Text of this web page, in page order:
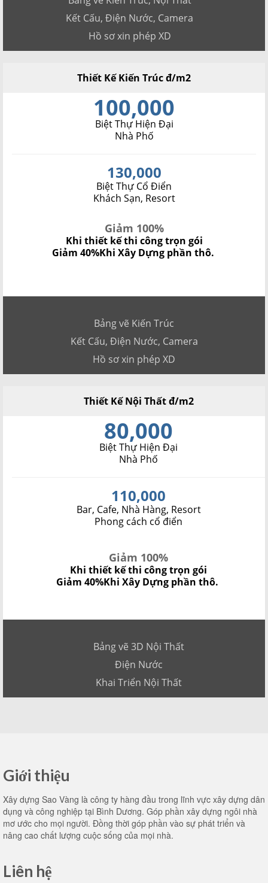
Kết Cấu, Điện Nước, Camera
Hồ sơ xin phép XD
Thiết Kế Kiến Trúc đ/m2
100,000
Biệt Thự Hiện Đại
Nhà Phố
130,000
Biệt Thự Cổ Điển
Khách Sạn, Resort
Giảm 100%
Khi thiết kế thi công trọn gói
Giảm 40%Khi Xây Dựng phần thô.
Bảng vẽ Kiến Trúc
Kết Cấu, Điện Nước, Camera
Hồ sơ xin phép XD
Thiết Kế Nội Thất đ/m2
80,000
Biệt Thự Hiện Đại
Nhà Phố
110,000
Bar, Cafe, Nhà Hàng, Resort
Phong cách cổ điển
Giảm 100%
Khi thiết kế thi công trọn gói
Giảm 40%Khi Xây Dựng phần thô.
Bảng vẽ 3D Nội Thất
Điện Nước
Khai Triển Nội Thất
Giới thiệu
Xây dựng Sao Vàng là công ty hàng đầu trong lĩnh vực xây dựng dân
dụng và công nghiệp tại Bình Dương. Góp phần xây dựng ngôi nhà
mơ ước cho mọi người. Đồng thời góp phần vào sự phát triển và
nâng cao chất lượng cuộc sống của mọi nhà.
Liên hệ